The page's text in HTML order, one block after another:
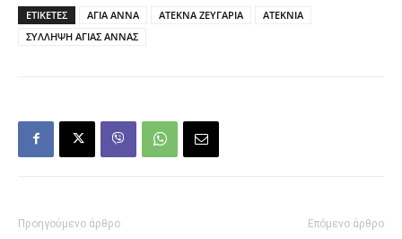
ΕΤΙΚΕΤΕΣ ΑΓΙΑ ΑΝΝΑ ΑΤΕΚΝΑ ΖΕΥΓΑΡΙΑ
ΑΤΕΚΝΙΑ
ΣΥΛΛΗΨΗ ΑΓΙΑΣ ΑΝΝΑΣ
Προηγούμενο άρθρο Επόμενο άρθρο